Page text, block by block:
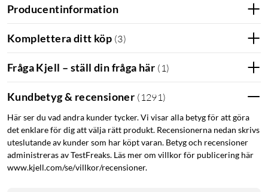
Producentinformation
Komplettera ditt köp (3)
Fråga Kjell – ställ din fråga här ( 1 )
Kundbetyg & recensioner ( 1291 )
Här ser du vad andra kunder tycker. Vi visar alla betyg för att göra
det enklare för dig att välja rätt produkt. Recensionerna nedan skrivs
uteslutande av kunder som har köpt varan. Betyg och recensioner
administreras av TestFreaks. Läs mer om villkor för publicering här
www.kjell.com/se/villkor/recensioner.